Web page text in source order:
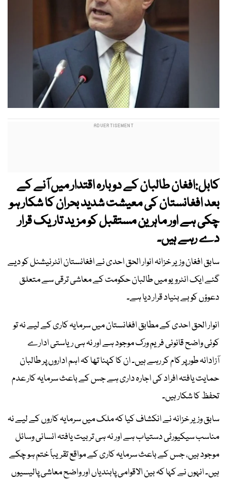
کابل:افغان طالبان کے دوبارہ اقتدار میں آنے کے
بعد افغانستان کی معیشت شدید بحران کا شکار ہو
چکی ہے اور ماہرین مستقبل کو مزید تاریک قرار
دے رہے ہیں۔
سابق افغان وزیر خزانہ انوار الحق احدی نے افغانستان انٹرنیشنل کو دیے
گئے ایک انٹرویو میں طالبان حکومت کے معاشی ترقی سے متعلق
دعوؤں کو بے بنیاد قرار دیا ہے۔
انوار الحق احدی کے مطابق افغانستان میں سرمایہ کاری کے لیے نہ تو
کوئی واضح قانونی فریم ورک موجود ہے اور نہ ہی ریاستی ادارے
آزادانہ طور پر کام کر رہے ہیں۔ ان کا کہنا تھا کہ اہم اداروں پر طالبان
حمایت یافتہ افراد کی اجارہ داری ہے جس کے باعث سرمایہ کار عدم
تحفظ کا شکار ہیں۔
سابق وزیر خزانہ نے انکشاف کیا کہ ملک میں سرمایہ کاروں کے لیے نہ
مناسب سیکیورٹی دستیاب ہے اور نہ ہی تربیت یافتہ انسانی وسائل
موجود ہیں، جس کے باعث سرمایہ کاری کے مواقع تقریباً ختم ہو چکے
ہیں۔ انہوں نے کہا کہ بین الاقوامی پابندیاں اور واضح معاشی پالیسیوں